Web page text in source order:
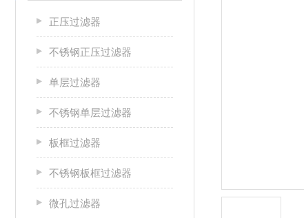
正压过滤器
不锈钢正压过滤器
单层过滤器
不锈钢单层过滤器
板框过滤器
不锈钢板框过滤器
微孔过滤器